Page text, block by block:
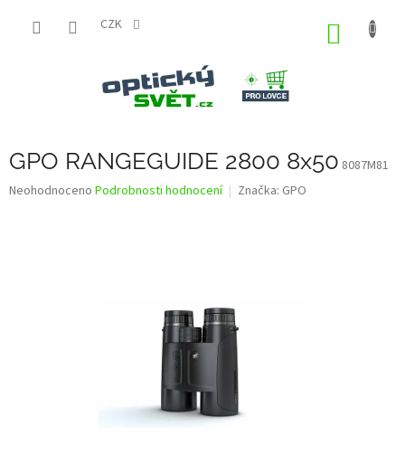
CZK
GPO RANGEGUIDE 2800 8x50 8087M81
Průměrné
Neohodnoceno Podrobnosti hodnocení Značka: GPO